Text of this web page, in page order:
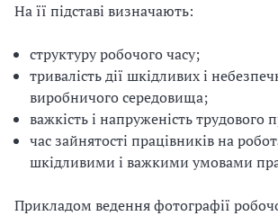
На її підставі визначають:
структуру робочого часу;
тривалість дії шкідливих і
виробничого середовища;
важкість і напруженість трудового
час зайнятості працівників на
шкідливими і важкими умовами
Прикладом ведення фотографії